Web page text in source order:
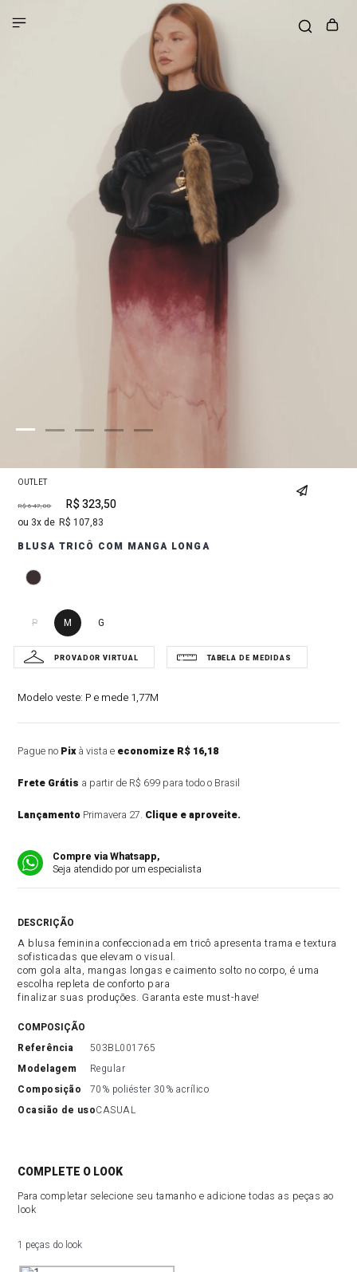
OUTLET
R$ 647,00 R$ 323,50
3 R$ 107,83
BLUSA TRICÔ COM MANGA LONGA
P M G
Modelo veste: P e mede 1,77M
Pague no Pixà vista e economize R$ 16,18
Frete Grátis a partir de R$ 699 para todo o Brasil
Lançamento Primavera 27. Clique e aproveite.
Compre via Whatsapp,
Seja atendido por um especialista
A blusa feminina confeccionada em tricô apresenta trama e textura
sofisticadas que elevam o visual.
com gola alta, mangas longas e caimento solto no corpo, é uma
escolha repleta de conforto para
finalizar suas produções. Garanta este must-have!
COMPOSIÇÃO
referência
503BL001765
modelagem
Regular
composição
70% poliéster 30% acrílico
ocasião de usoCASUAL
COMPLETE O LOOK
Para completar selecione seu tamanho e adicione todas as peças ao
look
1 peças do look